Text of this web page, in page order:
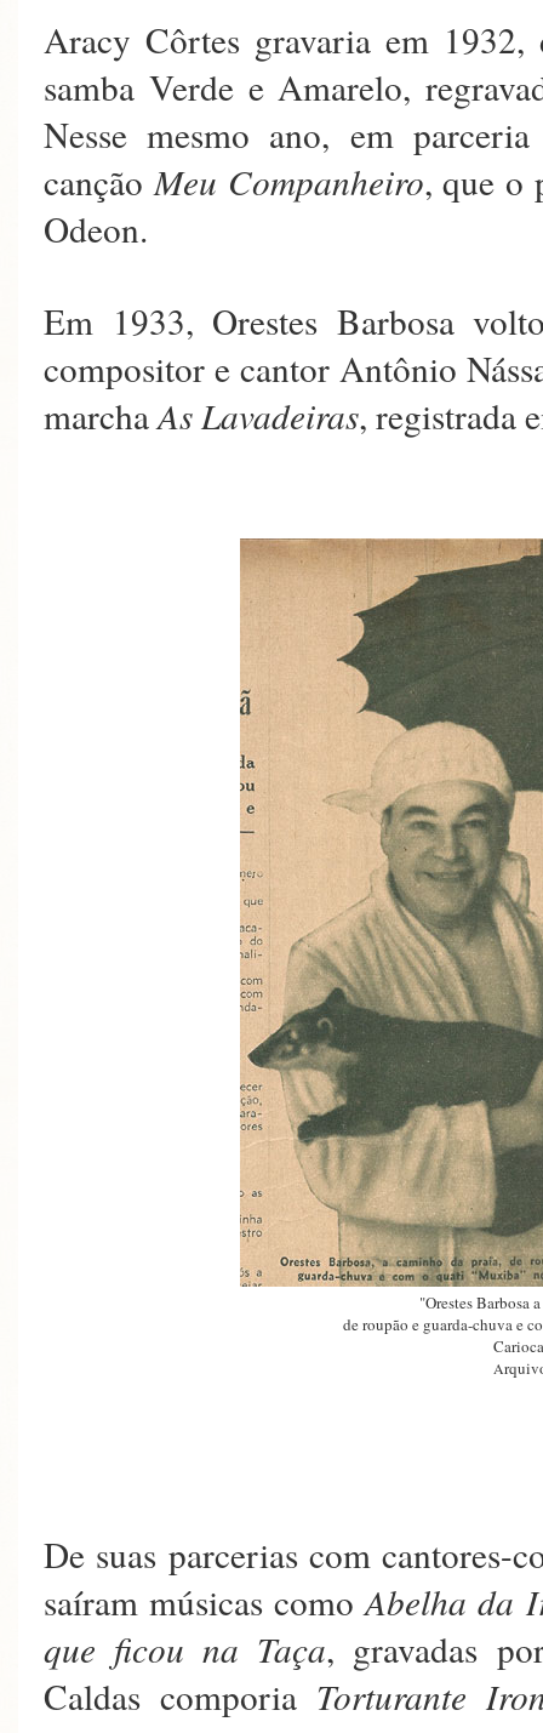
Aracy Côrtes gravaria em
samba Verde e Amarelo,
Nesse mesmo ano, em
cançãoMeu Companheiro, que o
Odeon.
Em 1933, Orestes Barbosa
compositor e cantor Antônio
marchaAs Lavadeiras, registrada
"Orestes Barbosa
de roupão e guarda-chuva e
A
De suas parcerias com cantores-
saíram músicas comoAbelha da
que ficou na Taça, gravadas
Caldas comporia Torturante